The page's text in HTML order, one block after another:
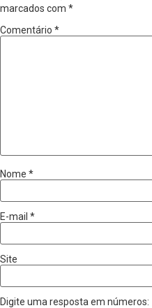
marcados com *
Comentário *
Nome *
E-mail *
Site
Digite uma resposta em números: